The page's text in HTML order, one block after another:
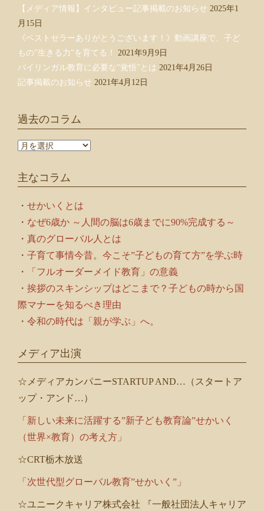
【メディア情報】インタビュー記事掲載のお知らせ 2025年1
月15日
《ベストセラーありがとうございます！》動画講座で、子ど
もの”生きる力”を育てる！
2021年9月9日
バイリンガル教育に必要な”覚悟”とは 2021年4月26日
記事掲載のお知らせ 2021年4月12日
過去のコラム
過
コ
ム
主なコラム
・ せかいくとは
・ なぜ6歳か ～人間の脳は6歳までに90%完成する～
・ 真のグローバル人とは
・ 子育て事情今昔。今こそ”子どもの育て方”を学ぶ時
・
「フルオーダーメイド教育」の意義
・ 挨拶のスキンシップはどこまで？子どもの時から国
際マナーを知るべき理由
・ 令和の時代は「親が学ぶ」へ。
メディア出演
☆メディアカンパニーSTARTUP AND…（スタートア
ップ・アンド…）
「新しい未来に活躍する”新子ども教育論”せかいく
（世界×教育）の考え方」
☆CRT栃木放送
「次世代型グローバル教育”せかいく”」
☆ユニークキャリア株式会社 『一般社団法人キャリア